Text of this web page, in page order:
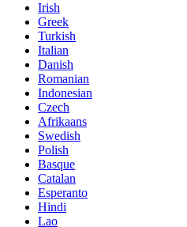
Irish
Greek
Turkish
Italian
Danish
Romanian
Indonesian
Czech
Afrikaans
Swedish
Polish
Basque
Catalan
Esperanto
Hindi
Lao